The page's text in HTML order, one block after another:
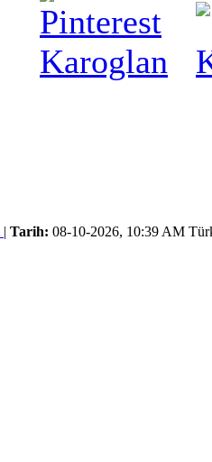
| Tarih: 08-10-2026, 10:39 AM